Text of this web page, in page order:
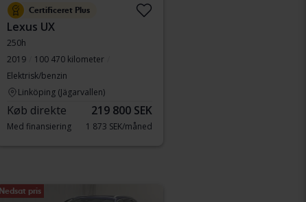
Certificeret Plus
Lexus UX
250h
2019
100 470 kilometer
Elektrisk/benzin
Linköping (Jägarvallen)
Køb direkte 219 800 SEK
Med finansiering 1 873 SEK/måned
Nedsat pris